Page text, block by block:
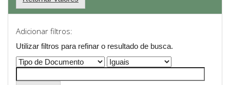
Adicionar filtros:
Utilizar filtros para refinar o resultado de busca.